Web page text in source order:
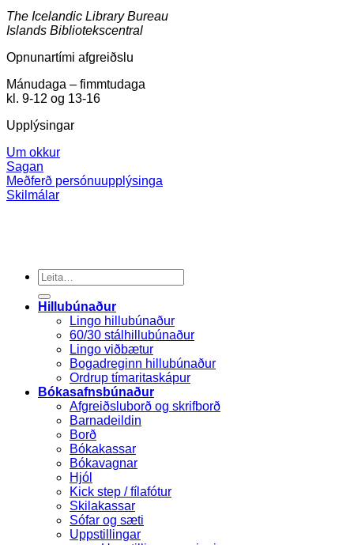
The Icelandic Library Bureau
Islands Bibliotekscentral
Opnunartími afgreiðslu
Mánudaga – fimmtudaga
kl. 9-12 og 13-16
Upplýsingar
Um okkur
Sagan
Meðferð persónuupplýsinga
Skilmálar
Search
for:
Hillubúnaður
Lingo hillubúnaður
60/30 stálhillubúnaður
Lingo viðbætur
Bogadreginn hillubúnaður
Ordrup tímaritaskápur
Bókasafnsbúnaður
Afgreiðsluborð og skrifborð
Barnadeildin
Borð
Bókakassar
Bókavagnar
Hjól
Kick step / fílafótur
Skilakassar
Sófar og sæti
Uppstillingar